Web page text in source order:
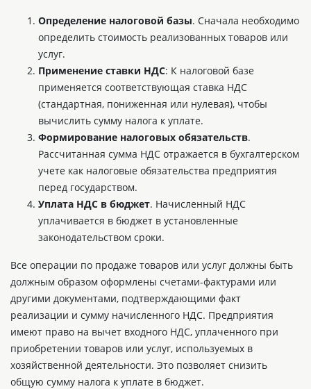
Определение налоговой базы. Сначала необходимо
определить стоимость реализованных товаров или
услуг.
Применение ставки НДС: К налоговой базе
применяется соответствующая ставка НДС
(стандартная, пониженная или нулевая), чтобы
вычислить сумму налога к уплате.
Формирование налоговых обязательств.
Рассчитанная сумма НДС отражается в бухгалтерском
учете как налоговые обязательства предприятия
перед государством.
Уплата НДС в бюджет. Начисленный НДС
уплачивается в бюджет в установленные
законодательством сроки.
Все операции по продаже товаров или услуг должны быть
должным образом оформлены счетами-фактурами или
другими документами, подтверждающими факт
реализации и сумму начисленного НДС. Предприятия
имеют право на вычет входного НДС, уплаченного при
приобретении товаров или услуг, используемых в
хозяйственной деятельности. Это позволяет снизить
общую сумму налога к уплате в бюджет.